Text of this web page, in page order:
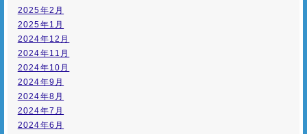
2025年2月
2025年1月
2024年12月
2024年11月
2024年10月
2024年9月
2024年8月
2024年7月
2024年6月